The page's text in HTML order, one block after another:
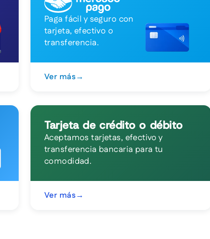
Paga fácil y seguro con
tarjeta, efectivo o
transferencia.
Ver más→
Tarjeta de crédito o débito
Aceptamos tarjetas, efectivo y
transferencia bancaria para tu
comodidad.
Ver más→